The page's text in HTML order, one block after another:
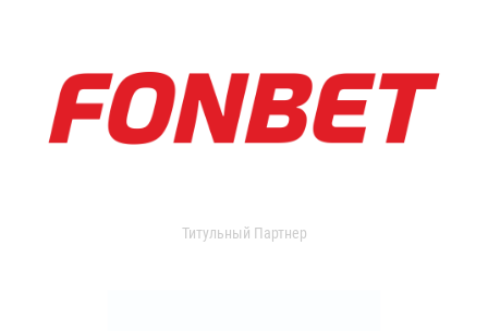
Титульный Партнер